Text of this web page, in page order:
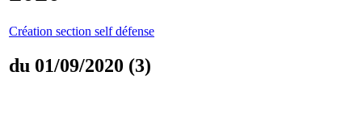
Création section self défense
du 01/09/2020 (3)